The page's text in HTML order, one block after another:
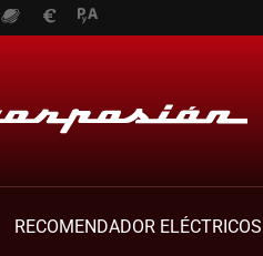
RECOMENDADOR ELÉCTRICOS